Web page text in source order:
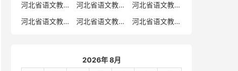
河北省语文教师招聘
河北省语文教师招聘考试真题
河北省语文教师招聘考试真题卷
河北省语文教师编制考试真题
河北省语文教师编制考试真题卷 河北省语文教师考试
2026年 8月